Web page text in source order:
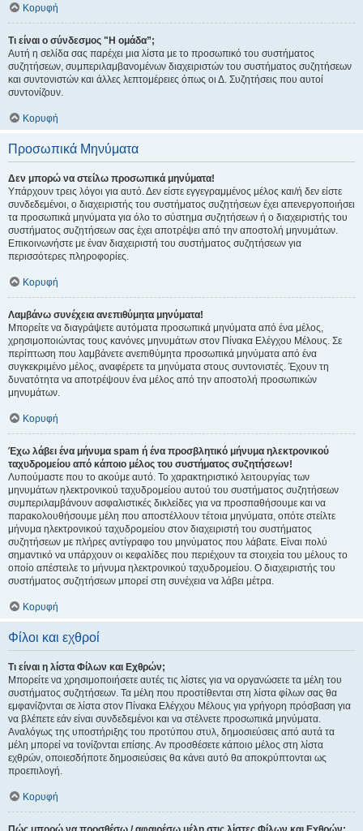
Κορυφή
Τι είναι ο σύνδεσμος "Η ομάδα”;
Αυτή η σελίδα σας παρέχει μια λίστα με το προσωπικό του συστήματος
συζητήσεων, συμπεριλαμβανομένων διαχειριστών του συστήματος συζητήσεων
και συντονιστών και άλλες λεπτομέρειες όπως οι Δ. Συζητήσεις που αυτοί
συντονίζουν.
Κορυφή
Προσωπικά Μηνύματα
Δεν μπορώ να στείλω προσωπικά μηνύματα!
Υπάρχουν τρεις λόγοι για αυτό. Δεν είστε εγγεγραμμένος μέλος και/ή δεν είστε
συνδεδεμένοι, ο διαχειριστής του συστήματος συζητήσεων έχει απενεργοποιήσει
τα προσωπικά μηνύματα για όλο το σύστημα συζητήσεων ή ο διαχειριστής του
συστήματος συζητήσεων σας έχει αποτρέψει από την αποστολή μηνυμάτων.
Επικοινωνήστε με έναν διαχειριστή του συστήματος συζητήσεων για
περισσότερες πληροφορίες.
Κορυφή
Λαμβάνω συνέχεια ανεπιθύμητα μηνύματα!
Μπορείτε να διαγράψετε αυτόματα προσωπικά μηνύματα από ένα μέλος,
χρησιμοποιώντας τους κανόνες μηνυμάτων στον Πίνακα Ελέγχου Μέλους. Σε
περίπτωση που λαμβάνετε ανεπιθύμητα προσωπικά μηνύματα από ένα
συγκεκριμένο μέλος, αναφέρετε τα μηνύματα στους συντονιστές. Έχουν τη
δυνατότητα να αποτρέψουν ένα μέλος από την αποστολή προσωπικών
μηνυμάτων.
Κορυφή
Έχω λάβει ένα μήνυμα spam ή ένα προσβλητικό μήνυμα ηλεκτρονικού
ταχυδρομείου από κάποιο μέλος του συστήματος συζητήσεων!
Λυπούμαστε που το ακούμε αυτό. Το χαρακτηριστικό λειτουργίας των
μηνυμάτων ηλεκτρονικού ταχυδρομείου αυτού του συστήματος συζητήσεων
συμπεριλαμβάνουν ασφαλιστικές δικλείδες για να προσπαθήσουμε και να
παρακολουθήσουμε μέλη που αποστέλλουν τέτοια μηνύματα, οπότε στείλτε
μήνυμα ηλεκτρονικού ταχυδρομείου στον διαχειριστή του συστήματος
συζητήσεων με πλήρες αντίγραφο του μηνύματος που λάβατε. Είναι πολύ
σημαντικό να υπάρχουν οι κεφαλίδες που περιέχουν τα στοιχεία του μέλους το
οποίο απέστειλε το μήνυμα ηλεκτρονικού ταχυδρομείου. Ο διαχειριστής του
συστήματος συζητήσεων μπορεί στη συνέχεια να λάβει μέτρα.
Κορυφή
Φίλοι και εχθροί
Τι είναι η λίστα Φίλων και Εχθρών;
Μπορείτε να χρησιμοποιήσετε αυτές τις λίστες για να οργανώσετε τα μέλη του
συστήματος συζητήσεων. Τα μέλη που προστίθενται στη λίστα φίλων σας θα
εμφανίζονται σε λίστα στον Πίνακα Ελέγχου Μέλους για γρήγορη πρόσβαση για
να βλέπετε εάν είναι συνδεδεμένοι και να στέλνετε προσωπικά μηνύματα.
Αναλόγως της υποστήριξης του προτύπου στυλ, δημοσιεύσεις από αυτά τα
μέλη μπορεί να τονίζονται επίσης. Αν προσθέσετε κάποιο μέλος στη λίστα
εχθρών, οποιεσδήποτε δημοσιεύσεις θα κάνει αυτό θα αποκρύπτονται ως
προεπιλογή.
Κορυφή